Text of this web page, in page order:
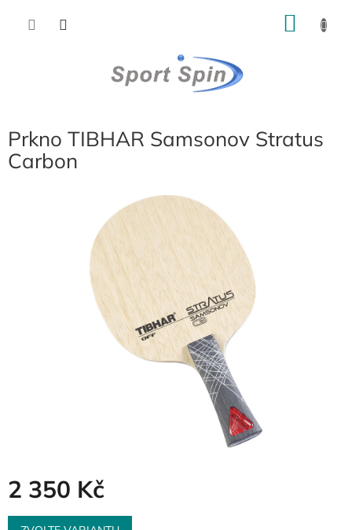
Prkno TIBHAR Samsonov Stratus
Carbon
2 350 Kč
Měrná